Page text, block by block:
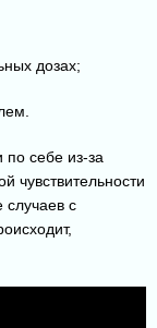
дозах;
по себе из-за
чувствительности
с